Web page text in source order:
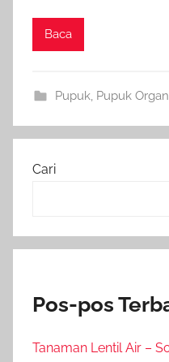
Baca
Pupuk, Pupuk
Cari
Pos-pos
Tanaman Lentil Air –